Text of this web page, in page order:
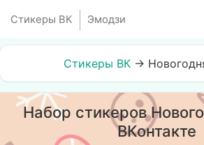
Стикеры ВК Эмодзи
Стикеры ВК→
Набор стикеров
ВКонтакте